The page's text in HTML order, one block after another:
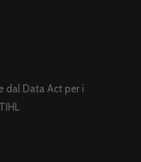
dal Data Act per i